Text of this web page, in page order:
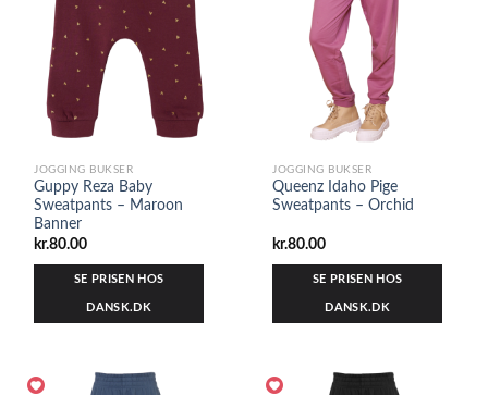
JOGGING BUKSER
Guppy Reza Baby
Sweatpants – Maroon
Banner
kr.80.00
SE PRISEN HOS
DANSK.DK
JOGGING BUKSER
Queenz Idaho Pige
Sweatpants – Orchid
kr.80.00
SE PRISEN HOS
DANSK.DK